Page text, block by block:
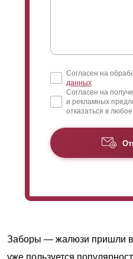
Согласен на
данных
Согласен на
и рекламных
отказаться в
Заборы — жалюзи пришли в
уже пользуется